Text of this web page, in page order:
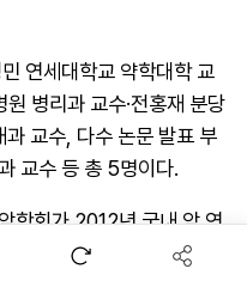
연세대학교 약학대학 교
병리과 교수·전홍재 분당
과 교수, 다수 논문 발표 부
교수 등 총 5명이다.
학회가 2012년 국내 암 연
위해 공동 제정한 학술상이